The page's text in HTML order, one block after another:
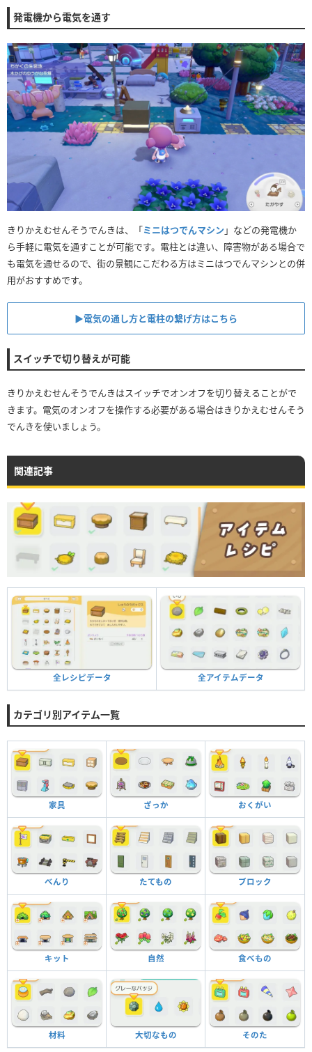
発電機から電気を通す
きりかえむせんそうでんきは、「ミニはつでんマシン 」などの発電機か
ら手軽に電気を通すことが可能です。電柱とは違い、障害物がある場合で
も電気を通せるので、街の景観にこだわる方はミニはつでんマシンとの併
用がおすすめです。
▶︎電気の通し方と電柱の繋げ方はこちら
スイッチで切り替えが可能
きりかえむせんそうでんきはスイッチでオンオフを切り替えることがで
きます。電気のオンオフを操作する必要がある場合はきりかえむせんそう
でんきを使いましょう。
関連記事
全レシピデータ 全アイテムデータ
カテゴリ別アイテム一覧
家具 ざっか おくがい
べんり たてもの ブロック
キット 自然 食べもの
材料 大切なもの そのた